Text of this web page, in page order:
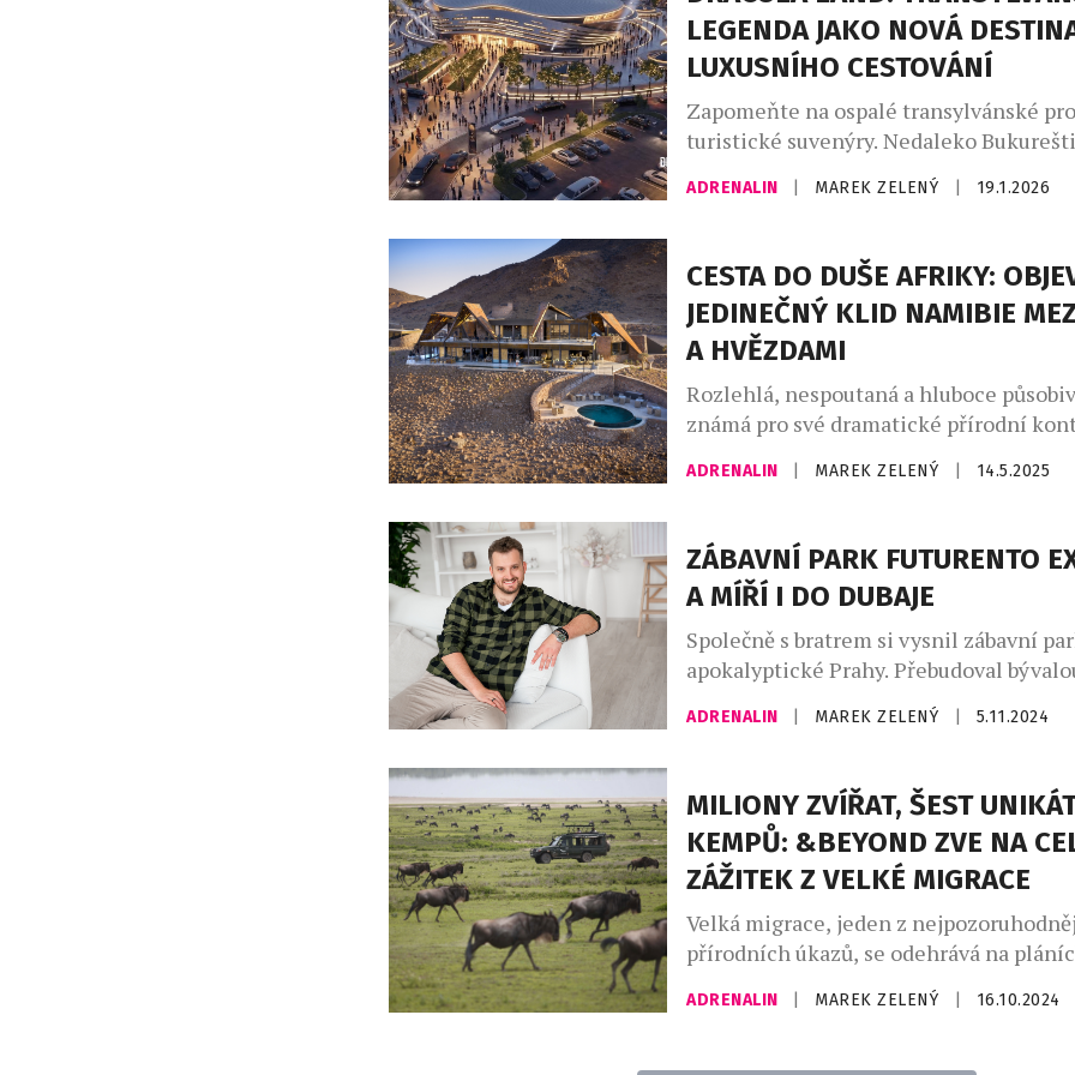
LEGENDA JAKO NOVÁ
LUXUSNÍHO CESTOVÁNÍ
Zapomeňte na ospalé transylvánské
turistické suvenýry. Nedaleko Bukurešti
projekt, který má ambici změnit mapu
cestování v Evropě. Dracula Land,
dalece přesahuje hranice klasického
parku. Na ploše 160 hektarů vzniká
„město zážitků“, kde se mýtus o
s nejmodernějšími […]
ADRENALIN MAREK ZELENÝ 19.1.2026
CESTA DO DUŠE AFRIKY:
JEDINEČNÝ KLID NAMIBIE
A HVĚZDAMI
Rozlehlá, nespoutaná a hluboce
známá pro své dramatické přírodní
nadpozemský klid, je opravdovou duší
oceánu přes duny a hory až po pouště,
řídkému osídlení zde můžete strávit
krajiny při jejím projíždění celé hodiny,
minuli jedinou vesnici nebo […]
ADRENALIN MAREK ZELENÝ 14.5.2025
ZÁBAVNÍ PARK FUTURENTO
A MÍŘÍ I DO DUBAJE
Společně s bratrem si vysnil zábavní
apokalyptické Prahy. Přebudoval
halu ČKD a do slibně se vyvíjejícího
celou rodinu. Pak přišel covid a z
firmy i školy. Jeho zakladeli jsou Jan
Martinek a Martin Daneš. Jan Daneš […]
ADRENALIN MAREK ZELENÝ 5.11.2024
MILIONY ZVÍŘAT, ŠEST
KEMPŮ: &BEYOND ZVE NA
ZÁŽITEK Z VELKÉ MIGRACE
Velká migrace, jeden z
přírodních úkazů, se odehrává na
Afriky po celý rok a činí z této oblasti
destinaci pro milovníky divoké přírody.
ADRENALIN MAREK ZELENÝ 16.10.2024